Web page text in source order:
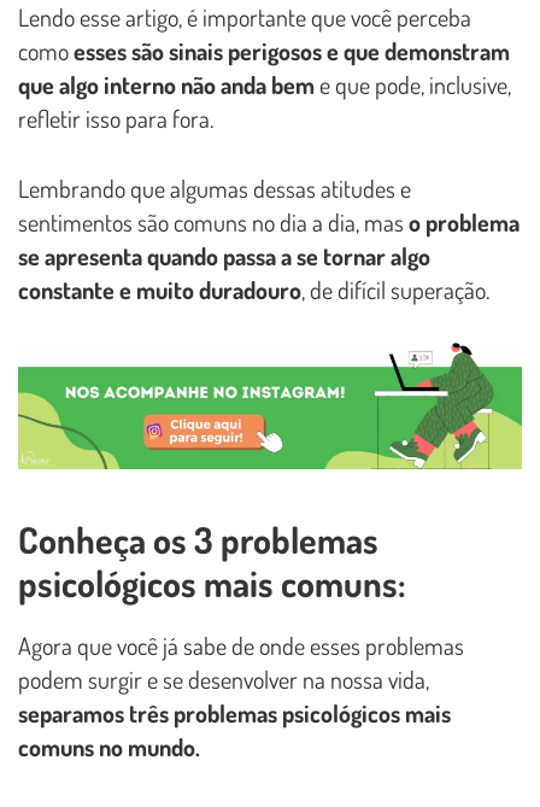
Lendo esse artigo, é importante que você perceba
comoesses são sinais perigosos e que demonstram
que algo interno não anda beme que pode, inclusive,
refletir isso para fora.
Lembrando que algumas dessas atitudes e
sentimentos são comuns no dia a dia, maso problema
se apresenta quando passa a se tornar algo
constante e muito duradouro, de difícil superação.
Conheça os 3 problemas
psicológicos mais comuns:
Agora que você já sabe de onde esses problemas
podem surgir e se desenvolver na nossa vida,
separamos três problemas psicológicos mais
comuns no mundo.